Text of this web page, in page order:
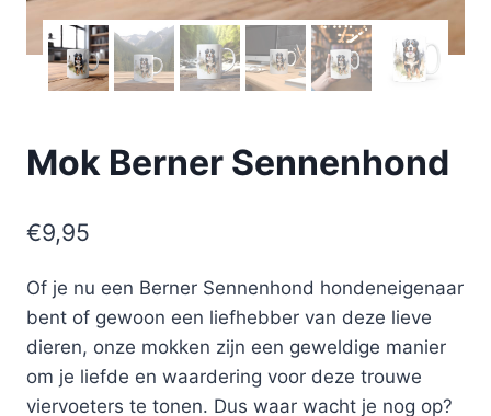
Mok Berner Sennenhond
€9,95
Of je nu een Berner Sennenhond hondeneigenaar
bent of gewoon een liefhebber van deze lieve
dieren, onze mokken zijn een geweldige manier
om je liefde en waardering voor deze trouwe
viervoeters te tonen. Dus waar wacht je nog op?